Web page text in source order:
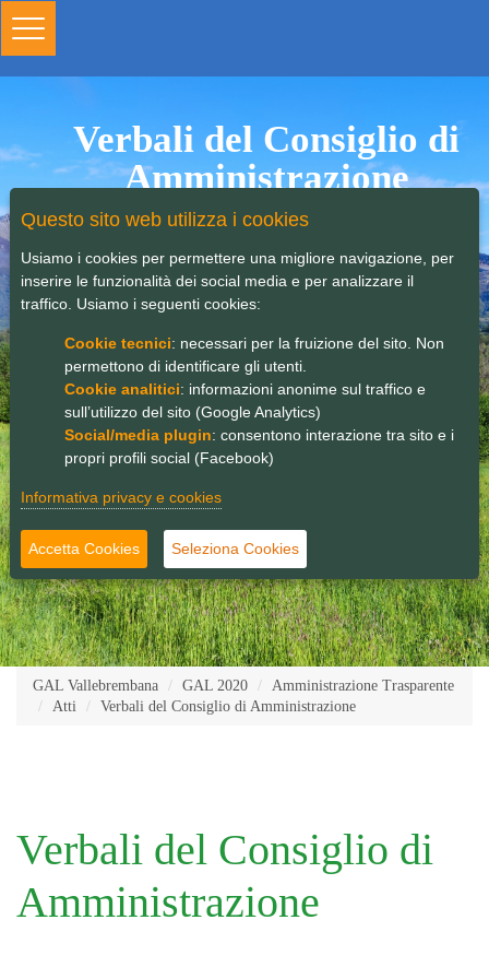
Toggle
Verbali del Consiglio di
Amministrazione
GAL Vallebrembana GAL 2020
Amministrazione Trasparente
Atti
Verbali del Consiglio di Amministrazione
Verbali del Consiglio di
Amministrazione
Questo sito web utilizza i cookies
Usiamo i cookies per permettere una migliore navigazione, per
inserire le funzionalità dei social media e per analizzare il
traffico. Usiamo i seguenti cookies:
Cookie tecnici: necessari per la fruizione del sito. Non
permettono di identificare gli utenti.
Cookie analitici: informazioni anonime sul traffico e
sull’utilizzo del sito (Google Analytics)
Social/media plugin: consentono interazione tra sito e i
propri profili social (Facebook)
Informativa privacy e cookies
Accetta Cookies Seleziona Cookies